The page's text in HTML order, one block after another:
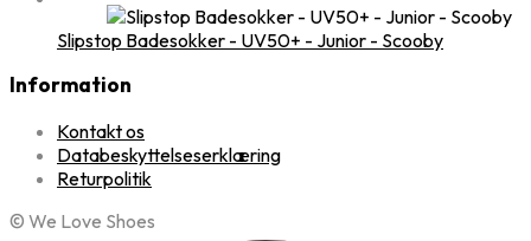
Slipstop Badesokker - UV50+ - Junior - Scooby
Information
Kontakt os
Databeskyttelseserklæring
Returpolitik
© We Love Shoes